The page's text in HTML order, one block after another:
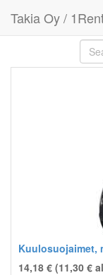
Takia Oy /
Kuulosuojaimet,
14,18 € (11,30 €